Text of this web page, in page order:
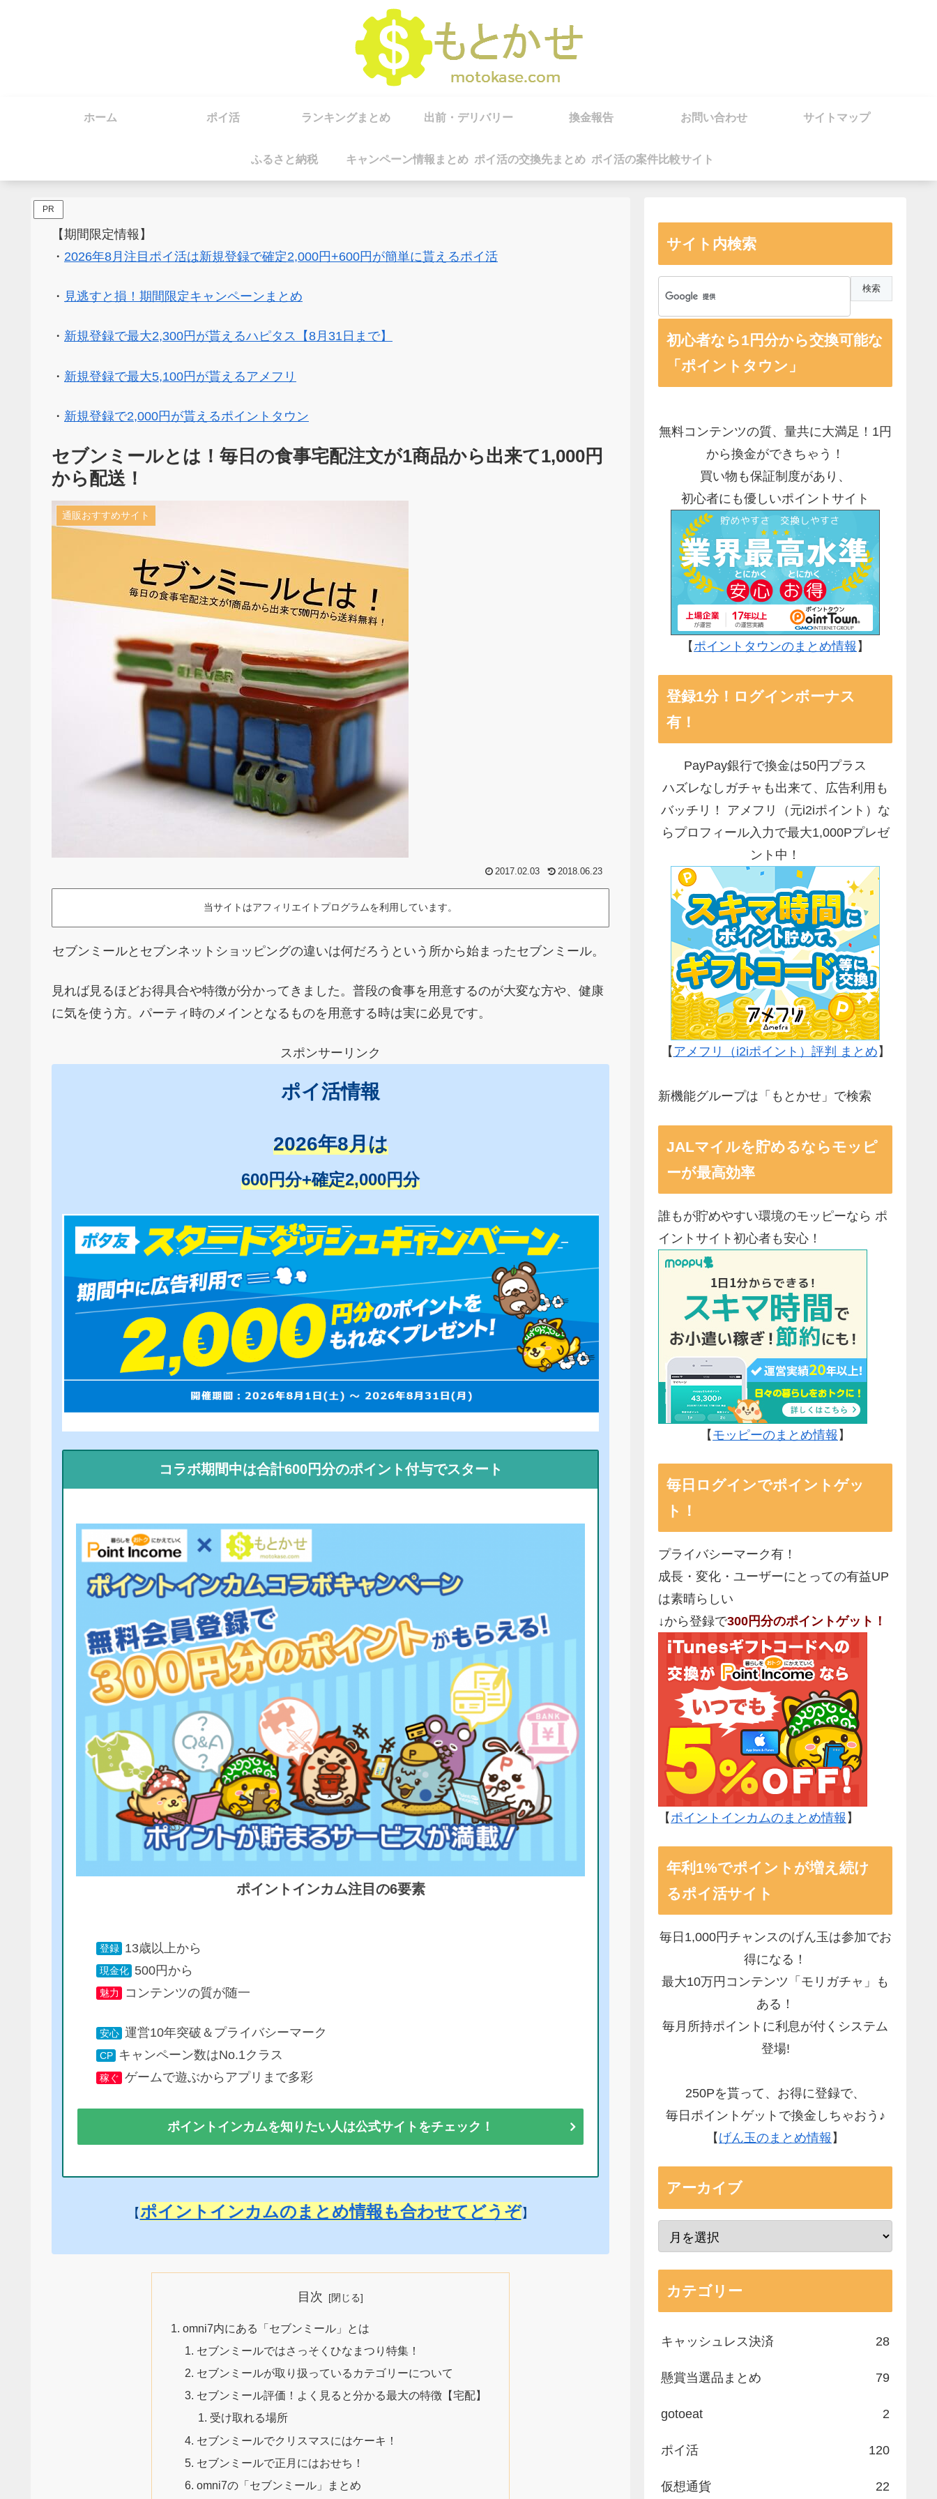
ホーム ポイ活 ランキングまとめ 出前・デリバリー 換金報告 お問い合わせ サイトマップ
ふるさと納税 キャンペーン情報まとめ ポイ活の交換先まとめ ポイ活の案件比較サイト
PR
【期間限定情報】
・ 2026年8月注目ポイ活は新規登録で確定2,000円+600円が簡単に貰えるポイ活
・ 見逃すと損！期間限定キャンペーンまとめ
・ 新規登録で最大2,300円が貰えるハピタス【8月31日まで】
・ 新規登録で最大5,100円が貰えるアメフリ
・ 新規登録で2,000円が貰えるポイントタウン
セブンミールとは！毎日の食事宅配注文が1商品から出来て1,000円
から配送！
通販おすすめサイト
2017.02.03 2018.06.23
当サイトはアフィリエイトプログラムを利用しています。
セブンミールとセブンネットショッピングの違いは何だろうという所から始まったセブンミール。
見れば見るほどお得具合や特徴が分かってきました。普段の食事を用意するのが大変な方や、健康
に気を使う方。パーティ時のメインとなるものを用意する時は実に必見です。
スポンサーリンク
ポイ活情報
2026年8月は
600円分+確定2,000円分
コラボ期間中は合計600円分のポイント付与でスタート
ポイントインカム注目の6要素
登録 13歳以上から
現金化 500円から
魅力 コンテンツの質が随一
安心 運営10年突破＆プライバシーマーク
CP キャンペーン数はNo.1クラス
稼ぐ ゲームで遊ぶからアプリまで多彩
ポイントインカムを知りたい人は公式サイトをチェック！
【ポイントインカムのまとめ情報も合わせてどうぞ】
目次
omni7内にある「セブンミール」とは
セブンミールではさっそくひなまつり特集！
セブンミールが取り扱っているカテゴリーについて
セブンミール評価！よく見ると分かる最大の特徴【宅配】
受け取れる場所
セブンミールでクリスマスにはケーキ！
セブンミールで正月にはおせち！
omni7の「セブンミール」まとめ
サイト内検索
初心者なら1円分から交換可能な
「ポイントタウン」
無料コンテンツの質、量共に大満足！1円
から換金ができちゃう！
買い物も保証制度があり、
初心者にも優しいポイントサイト
【ポイントタウンのまとめ情報 】
登録1分！ログインボーナス
有！
PayPay銀行で換金は50円プラス
ハズレなしガチャも出来て、広告利用も
バッチリ！ アメフリ（元i2iポイント）な
らプロフィール入力で最大1,000Pプレゼ
ント中！
【 アメフリ（i2iポイント）評判 まとめ 】
新機能グループは「もとかせ」で検索
JALマイルを貯めるならモッピ
ーが最高効率
誰もが貯めやすい環境のモッピーなら ポ
イントサイト初心者も安心！
【 モッピーのまとめ情報 】
毎日ログインでポイントゲッ
ト！
プライバシーマーク有！
成長・変化・ユーザーにとっての有益UP
は素晴らしい
↓から登録で300円分のポイントゲット！
【 ポイントインカムのまとめ情報 】
年利1%でポイントが増え続け
るポイ活サイト
毎日1,000円チャンスのげん玉は参加でお
得になる！
最大10万円コンテンツ「モリガチャ」も
ある！
毎月所持ポイントに利息が付くシステム
登場!
250Pを貰って、お得に登録で、
毎日ポイントゲットで換金しちゃおう♪
【 げん玉のまとめ情報 】
アーカイブ
カテゴリー
キャッシュレス決済 28
懸賞当選品まとめ 79
gotoeat 2
ポイ活 120
仮想通貨 22